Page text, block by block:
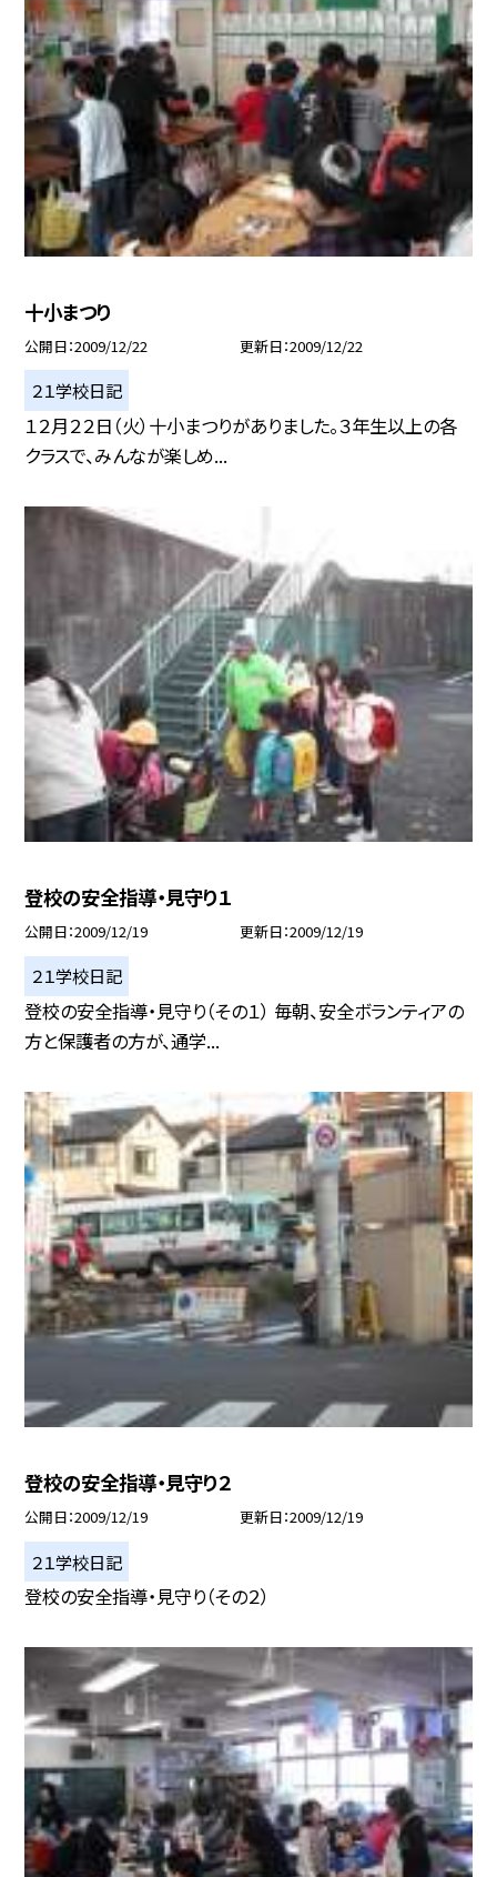
十小まつり
公開日 2009/12/22 更新日 2009/12/22
２１学校日記
１２月２２日（火）十小まつりがありました。３年生以上の各
クラスで、みんなが楽しめ...
登校の安全指導・見守り１
公開日 2009/12/19 更新日 2009/12/19
２１学校日記
登校の安全指導・見守り（その１） 毎朝、安全ボランティアの
方と保護者の方が、通学...
登校の安全指導・見守り２
公開日 2009/12/19 更新日 2009/12/19
２１学校日記
登校の安全指導・見守り（その２）